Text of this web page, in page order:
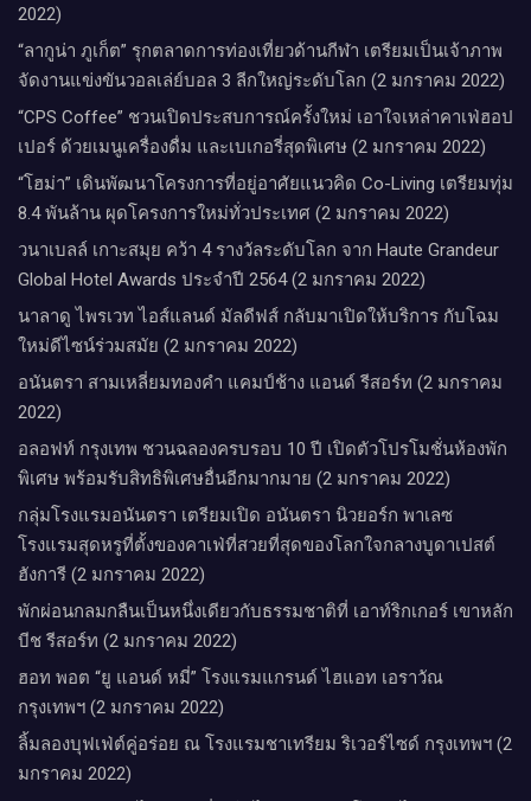
2022)
“ลากูน่า ภูเก็ต” รุกตลาดการท่องเที่ยวด้านกีฬา เตรียมเป็นเจ้าภาพ
จัดงานแข่งขันวอลเล่ย์บอล 3 ลีกใหญ่ระดับโลก (2 มกราคม 2022)
“CPS Coffee” ชวนเปิดประสบการณ์ครั้งใหม่ เอาใจเหล่าคาเฟ่ฮอป
เปอร์ ด้วยเมนูเครื่องดื่ม และเบเกอรี่สุดพิเศษ (2 มกราคม 2022)
“โฮม่า” เดินพัฒนาโครงการที่อยู่อาศัยแนวคิด Co-Living เตรียมทุ่ม
8.4 พันล้าน ผุดโครงการใหม่ทั่วประเทศ (2 มกราคม 2022)
วนาเบลล์ เกาะสมุย คว้า 4 รางวัลระดับโลก จาก Haute Grandeur
Global Hotel Awards ประจำปี 2564 (2 มกราคม 2022)
นาลาดู ไพรเวท ไอส์แลนด์ มัลดีฟส์ กลับมาเปิดให้บริการ กับโฉม
ใหม่ดีไซน์ร่วมสมัย (2 มกราคม 2022)
อนันตรา สามเหลี่ยมทองคำ แคมป์ช้าง แอนด์ รีสอร์ท (2 มกราคม
2022)
อลอฟท์ กรุงเทพ ชวนฉลองครบรอบ 10 ปี เปิดตัวโปรโมชั่นห้องพัก
พิเศษ พร้อมรับสิทธิพิเศษอื่นอีกมากมาย (2 มกราคม 2022)
กลุ่มโรงแรมอนันตรา เตรียมเปิด อนันตรา นิวยอร์ก พาเลซ
โรงแรมสุดหรูที่ตั้งของคาเฟ่ที่สวยที่สุดของโลกใจกลางบูดาเปสต์
ฮังการี (2 มกราคม 2022)
พักผ่อนกลมกลืนเป็นหนึ่งเดียวกับธรรมชาติที่ เอาท์ริกเกอร์ เขาหลัก
บีช รีสอร์ท (2 มกราคม 2022)
ฮอท พอต “ยู แอนด์ หมี่” โรงแรมแกรนด์ ไฮแอท เอราวัณ
กรุงเทพฯ (2 มกราคม 2022)
ลิ้มลองบุฟเฟ่ต์คู่อร่อย ณ โรงแรมชาเทรียม ริเวอร์ไซด์ กรุงเทพฯ (2
มกราคม 2022)